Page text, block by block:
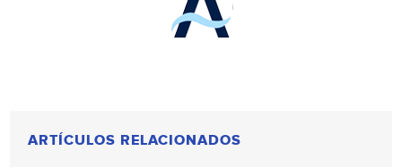
ARTÍCULOS RELACIONADOS